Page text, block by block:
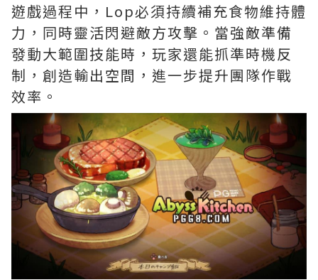
遊戲過程中，Lop必須持續補充食物維持體
力，同時靈活閃避敵方攻擊。當強敵準備
發動大範圍技能時，玩家還能抓準時機反
制，創造輸出空間，進一步提升團隊作戰
效率。